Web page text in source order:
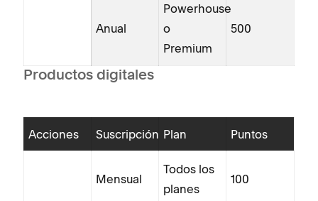
Anual
Powerhouse
o
Premium
500
Productos digitales
Acciones Suscripción Plan Puntos
Mensual
Todos los
planes
100